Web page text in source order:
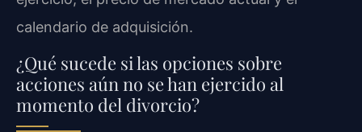
calendario de adquisición.
¿Qué sucede si las opciones sobre
acciones aún no se han ejercido al
momento del divorcio?